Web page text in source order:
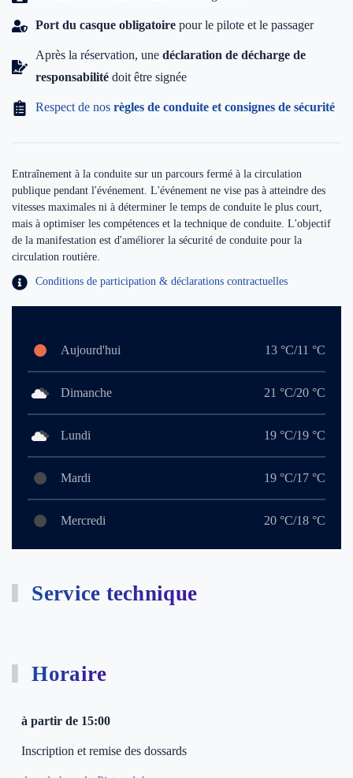
Port du casque obligatoire pour le pilote et le passager
Après la réservation, une déclaration de décharge de
responsabilité doit être signée
Respect de nos règles de conduite et consignes de sécurité
Entraînement à la conduite sur un parcours fermé à la circulation
publique pendant l'événement. L'événement ne vise pas à atteindre des
vitesses maximales ni à déterminer le temps de conduite le plus court,
mais à optimiser les compétences et la technique de conduite. L'objectif
de la manifestation est d'améliorer la sécurité de conduite pour la
circulation routière.
Conditions de participation & déclarations contractuelles
Aujourd'hui 13 °C/11 °C
Dimanche 21 °C/20 °C
Lundi 19 °C/19 °C
Mardi 19 °C/17 °C
Mercredi 20 °C/18 °C
Service technique
Horaire
à partir de 15:00
Inscription et remise des dossards